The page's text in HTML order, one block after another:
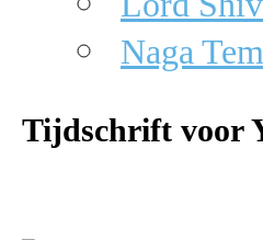
Naga
Tijdschrift voor